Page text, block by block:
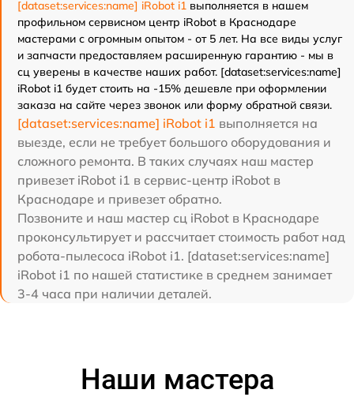
[dataset:services:name] iRobot i1 выполняется в нашем
профильном сервисном центр iRobot в Краснодаре
мастерами с огромным опытом - от 5 лет. На все виды услуг
и запчасти предоставляем расширенную гарантию - мы в
сц уверены в качестве наших работ. [dataset:services:name]
iRobot i1 будет стоить на -15% дешевле при оформлении
заказа на сайте через звонок или форму обратной связи.
[dataset:services:name] iRobot i1 выполняется на
выезде, если не требует большого оборудования и
сложного ремонта. В таких случаях наш мастер
привезет iRobot i1 в сервис-центр iRobot в
Краснодаре и привезет обратно.
Позвоните и наш мастер сц iRobot в Краснодаре
проконсультирует и рассчитает стоимость работ над
робота-пылесоса iRobot i1. [dataset:services:name]
iRobot i1 по нашей статистике в среднем занимает
3-4 часа при наличии деталей.
Наши мастера